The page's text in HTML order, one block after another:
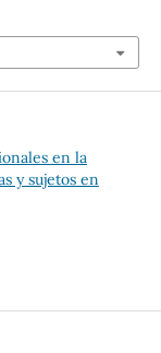
en la
y sujetos en